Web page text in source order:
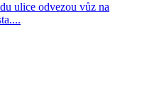
ulice odvezou vůz na